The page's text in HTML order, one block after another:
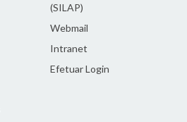
(SILAP)
Webmail
Intranet
Efetuar Login